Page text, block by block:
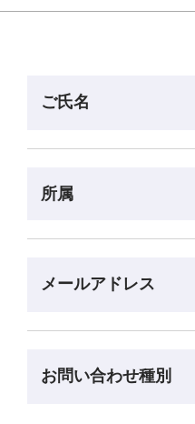
ご氏名
所属
メールアドレス
お問い合わせ種別